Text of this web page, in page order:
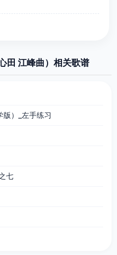
田 江峰曲）相关歌谱
）_左手练习
七